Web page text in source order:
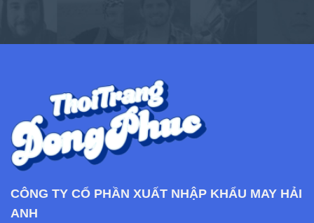
CÔNG TY CỔ PHẦN XUẤT NHẬP KHẨU MAY HẢI
ANH